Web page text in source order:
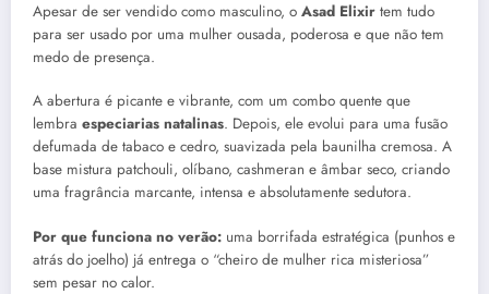
Apesar de ser vendido como masculino, o Asad Elixir tem tudo
para ser usado por uma mulher ousada, poderosa e que não tem
medo de presença.
A abertura é picante e vibrante, com um combo quente que
lembra especiarias natalinas. Depois, ele evolui para uma fusão
defumada de tabaco e cedro, suavizada pela baunilha cremosa. A
base mistura patchouli, olíbano, cashmeran e âmbar seco, criando
uma fragrância marcante, intensa e absolutamente sedutora.
Por que funciona no verão: uma borrifada estratégica (punhos e
atrás do joelho) já entrega o “cheiro de mulher rica misteriosa”
sem pesar no calor.